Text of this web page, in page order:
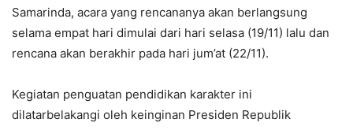
Samarinda, acara yang rencananya akan berlangsung
selama empat hari dimulai dari hari selasa (19/11) lalu dan
rencana akan berakhir pada hari jum’at (22/11).
Kegiatan penguatan pendidikan karakter ini
dilatarbelakangi oleh keinginan Presiden Republik